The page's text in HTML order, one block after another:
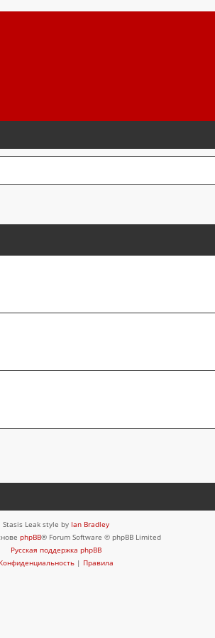
Stasis Leak style by Ian Bradley
phpBB® Forum Software © phpBB Limited
Русская поддержка phpBB
Конфиденциальность | Правила